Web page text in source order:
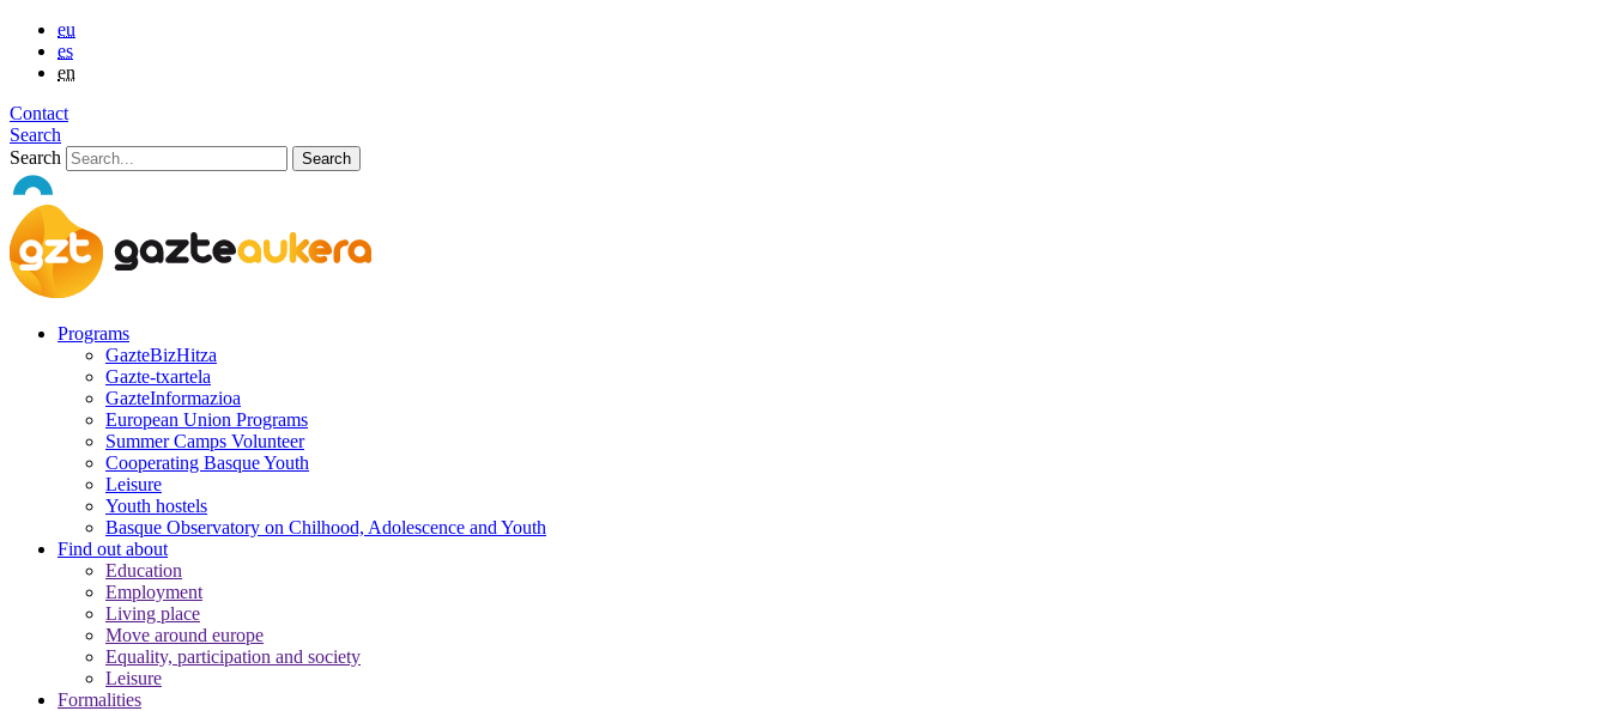
eu
es
en
Contact
Search
Search
Programs
GazteBizHitza
Gazte-txartela
GazteInformazioa
European Union Programs
Summer Camps Volunteer
Cooperating Basque Youth
Leisure
Youth hostels
Basque Observatory on Chilhood, Adolescence and Youth
Find out about
Education
Employment
Living place
Move around europe
Equality, participation and society
Leisure
Formalities